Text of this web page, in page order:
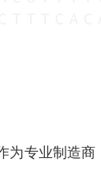
为专业制造